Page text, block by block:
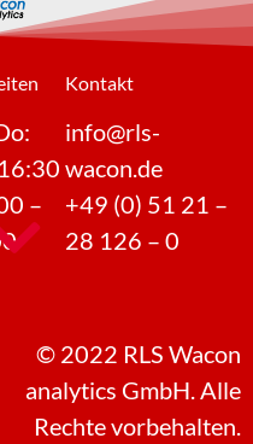
–
Kontakt
info@rls-
wacon.de
+49 (0) 51 21 –
28 126 – 0
© 2022 RLS Wacon
analytics GmbH. Alle
Rechte vorbehalten.